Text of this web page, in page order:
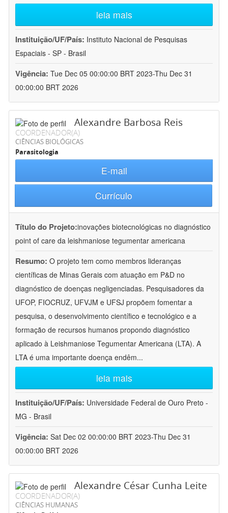
leia mais
Instituição/UF/País: Instituto Nacional de Pesquisas
Espaciais - SP - Brasil
Vigência: Tue Dec 05 00:00:00 BRT 2023-Thu Dec 31
00:00:00 BRT 2026
Alexandre Barbosa Reis
COORDENADOR(A)
CIÊNCIAS BIOLÓGICAS
Parasitologia
E-mail
Currículo
Título do Projeto:inovações biotecnológicas no diagnóstico
point of care da leishmaniose tegumentar americana
Resumo: O projeto tem como membros lideranças
científicas de Minas Gerais com atuação em P&D no
diagnóstico de doenças negligenciadas. Pesquisadores da
UFOP, FIOCRUZ, UFVJM e UFSJ propõem fomentar a
pesquisa, o desenvolvimento científico e tecnológico e a
formação de recursos humanos propondo diagnóstico
aplicado à Leishmaniose Tegumentar Americana (LTA). A
LTA é uma importante doença endêm...
leia mais
Instituição/UF/País: Universidade Federal de Ouro Preto -
MG - Brasil
Vigência: Sat Dec 02 00:00:00 BRT 2023-Thu Dec 31
00:00:00 BRT 2026
Alexandre César Cunha Leite
COORDENADOR(A)
CIÊNCIAS HUMANAS